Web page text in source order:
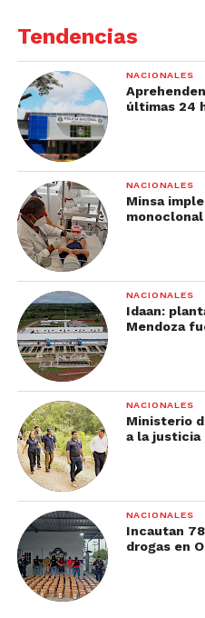
Tendencias
NACIONALES
últimas 24
NACIONALES
Minsa
NACIONALES
Idaan:
Mendoza
NACIONALES
Ministerio
a la justicia
NACIONALES
Incautan
drogas en